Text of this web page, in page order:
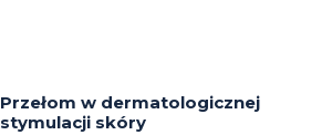
Przełom w dermatologicznej
stymulacji skóry